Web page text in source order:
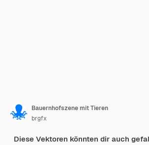
Bauernhofszene mit Tieren
brgfx
Diese Vektoren könnten dir auch